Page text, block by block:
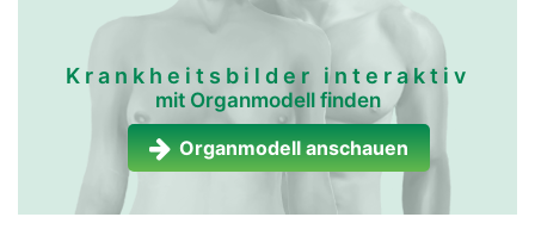
Krankheitsbilder interaktiv
mit Organmodell finden
Organmodell anschauen